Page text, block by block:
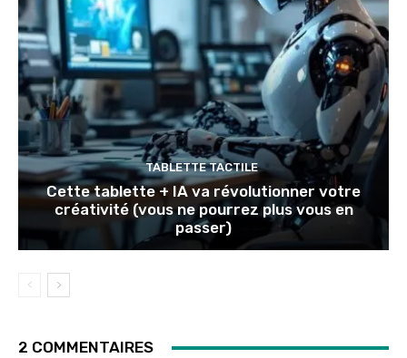
TABLETTE TACTILE
Cette tablette + IA va révolutionner votre
créativité (vous ne pourrez plus vous en
passer)
2 COMMENTAIRES